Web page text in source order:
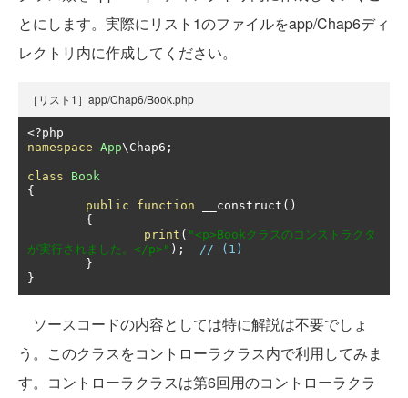
とにします。実際にリスト1のファイルをapp/Chap6ディ
レクトリ内に作成してください。
［リスト1］app/Chap6/Book.php
<?
namespace App\Chap6 ;
class
Book
{
public
function __construct ()
{
print ( "<p>Bookクラスのコンストラクタ
が実行されました。</p>" );
// (1)
}
}
ソースコードの内容としては特に解説は不要でしょ
う。このクラスをコントローラクラス内で利用してみま
す。コントローラクラスは第6回用のコントローラクラ